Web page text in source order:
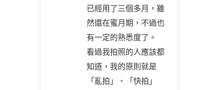
已經用了三個多月，雖
然還在蜜月期，不過也
有一定的熟悉度了。
看過我拍照的人應該都
知道，我的原則就是
「亂拍」、「快拍」